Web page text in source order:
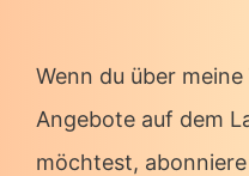
Wenn du über
Angebote auf dem
möchtest,